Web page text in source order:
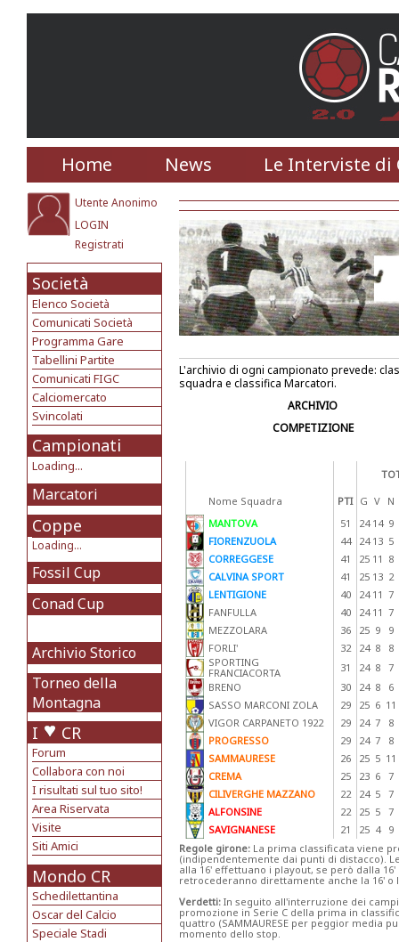
Home News Le Interviste di
Utente Anonimo
LOGIN
Registrati
Società
Elenco Società
Comunicati Società
Programma Gare
Tabellini Partite
Comunicati FIGC
Calciomercato
Svincolati
Campionati
Loading...
Marcatori
Coppe
Loading...
Fossil Cup
Conad Cup
Archivio Storico
Torneo della
Montagna
I CR
Forum
Collabora con noi
I risultati sul tuo sito!
Area Riservata
Visite
Siti Amici
Mondo CR
Schedilettantina
Oscar del Calcio
Speciale Stadi
L'archivio di ogni campionato prevede:
squadra e classifica Marcatori.
ARCHIVIO
COMPETIZIONE
Nome Squadra
PTI G V N
MANTOVA
51 24 14 9
FIORENZUOLA
44 24 13 5
CORREGGESE
41 25 11 8
CALVINA SPORT
41 25 13 2
LENTIGIONE
40 24 11 7
FANFULLA
40 24 11 7
MEZZOLARA
36 25 9
9
FORLI'
32 24 8
8
SPORTING
FRANCIACORTA
31 24 8
7
BRENO
30 24 8 6
SASSO MARCONI ZOLA
29 25 6 11
VIGOR CARPANETO 1922
29 24 7
8
PROGRESSO
29 24 7
8
SAMMAURESE
26 25 5 11
CREMA
25 23 6 7
CILIVERGHE MAZZANO
22 24 5 7
ALFONSINE
22 25 5 7
SAVIGNANESE
21 25 4 9
Regole girone: La prima classificata viene
(indipendentemente dai punti di distacco).
alla 16' effettuano i playout, se però dalla
retrocederanno direttamente anche la 16' o
Verdetti: In seguito all'interruzione dei
promozione in Serie C della prima in
quattro (SAMMAURESE per peggior media
momento dello stop.